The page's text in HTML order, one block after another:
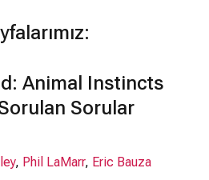
Animal Instincts
Sorular
, Phil LaMarr, Eric Bauza